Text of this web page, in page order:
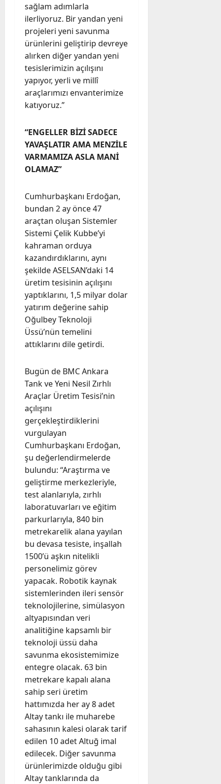
sağlam adımlarla
ilerliyoruz. Bir yandan yeni
projeleri yeni savunma
ürünlerini geliştirip devreye
alırken diğer yandan yeni
tesislerimizin açılışını
yapıyor, yerli ve millî
araçlarımızı envanterimize
katıyoruz.”
“ENGELLER BİZİ SADECE
YAVAŞLATIR AMA MENZİLE
VARMAMIZA ASLA MANİ
OLAMAZ”
Cumhurbaşkanı Erdoğan,
bundan 2 ay önce 47
araçtan oluşan Sistemler
Sistemi Çelik Kubbe’yi
kahraman orduya
kazandırdıklarını, aynı
şekilde ASELSAN’daki 14
üretim tesisinin açılışını
yaptıklarını, 1,5 milyar dolar
yatırım değerine sahip
Oğulbey Teknoloji
Üssü’nün temelini
attıklarını dile getirdi.
Bugün de BMC Ankara
Tank ve Yeni Nesil Zırhlı
Araçlar Üretim Tesisi’nin
açılışını
gerçekleştirdiklerini
vurgulayan
Cumhurbaşkanı Erdoğan,
şu değerlendirmelerde
bulundu: “Araştırma ve
geliştirme merkezleriyle,
test alanlarıyla, zırhlı
laboratuvarları ve eğitim
parkurlarıyla, 840 bin
metrekarelik alana yayılan
bu devasa tesiste, inşallah
1500’ü aşkın nitelikli
personelimiz görev
yapacak. Robotik kaynak
sistemlerinden ileri sensör
teknolojilerine, simülasyon
altyapısından veri
analitiğine kapsamlı bir
teknoloji üssü daha
savunma ekosistemimize
entegre olacak. 63 bin
metrekare kapalı alana
sahip seri üretim
hattımızda her ay 8 adet
Altay tankı ile muharebe
sahasının kalesi olarak tarif
edilen 10 adet Altuğ imal
edilecek. Diğer savunma
ürünlerimizde olduğu gibi
Altay tanklarında da